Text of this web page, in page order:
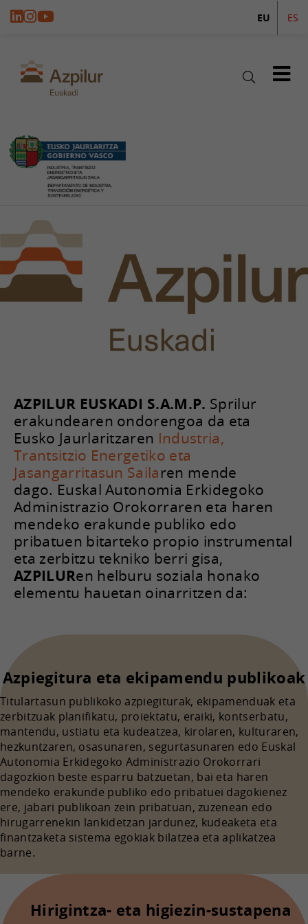
EU ES
AZPILUR EUSKADI S.A.M.P. Sprilur
erakundearen ondorengoa da eta
Eusko Jaurlaritzaren Industria,
Trantsitzio Energetiko eta
Jasangarritasun Sailaren mende
dago. Euskal Autonomia Erkidegoko
Administrazio Orokorraren eta haren
mendeko erakunde publiko edo
pribatuen bitarteko propio instrumental
eta zerbitzu tekniko berri gisa,
AZPILURen helburu soziala honako
elementu hauetan oinarritzen da:
Azpiegitura eta ekipamendu publikoak
Titulartasun publikoko azpiegiturak, ekipamenduak eta
zerbitzuak planifikatu, proiektatu, eraiki, kontserbatu,
mantendu, ustiatu eta kudeatzea, kirolaren, kulturaren,
hezkuntzaren, osasunaren, segurtasunaren edo Euskal
Autonomia Erkidegoko Administrazio Orokorrari
dagozkion beste esparru batzuetan, bai eta haren
mendeko erakunde publiko edo pribatuei dagokienez
ere, jabari publikoan zein pribatuan, zuzenean edo
hirugarrenekin lankidetzan jardunez, kudeaketa eta
finantzaketa sistema egokiak bilatzea eta aplikatzea
barne.
Hirigintza- eta higiezin-sustapena